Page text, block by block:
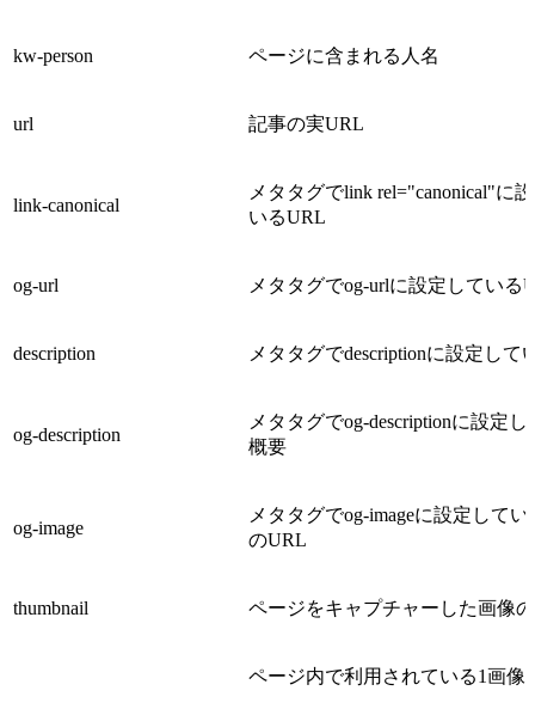
kw-person ページに含まれる人名
url 記事の実URL
link-canonical
メタタグでlink rel="canonical"に
いるURL
og-url メタタグでog-urlに設定している
description メタタグでdescriptionに設定して
og-description
メタタグでog-descriptionに設定し
概要
og-image
メタタグでog-imageに設定して
のURL
thumbnail ページをキャプチャーした画像
ページ内で利用されている1画像